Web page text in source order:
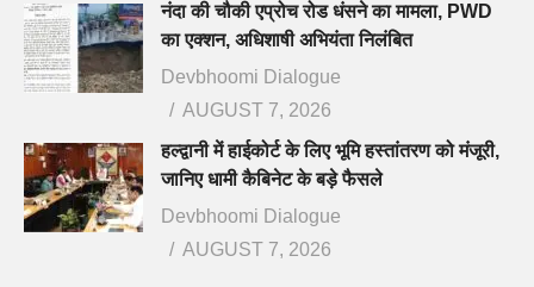
नंदा की चौकी एप्रोच रोड धंसने का मामला, PWD
का एक्शन, अधिशाषी अभियंता निलंबित
Devbhoomi Dialogue
AUGUST 7, 2026
हल्द्वानी में हाईकोर्ट के लिए भूमि हस्तांतरण को मंजूरी,
जानिए धामी कैबिनेट के बड़े फैसले
Devbhoomi Dialogue
AUGUST 7, 2026